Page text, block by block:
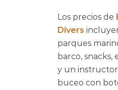
Los precios de
Divers
parques
barco,
y un
buceo con